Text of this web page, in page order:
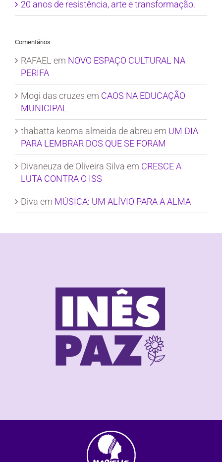
20 anos de resistência, arte e transformação.
Comentários
RAFAEL em NOVO ESPAÇO CULTURAL NA
PERIFA
Mogi das cruzes em CAOS NA EDUCAÇÃO
MUNICIPAL
thabatta keoma almeida de abreu em UM DIA
PARA LEMBRAR DOS QUE SE FORAM
Divaneuza de Oliveira Silva em CRESCE A
LUTA CONTRA O ISS
Diva em MÚSICA: UM ALÍVIO PARA A ALMA